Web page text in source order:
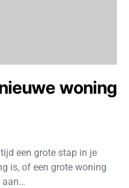
woning
een grote stap in je
is, of een grote woning
aan…